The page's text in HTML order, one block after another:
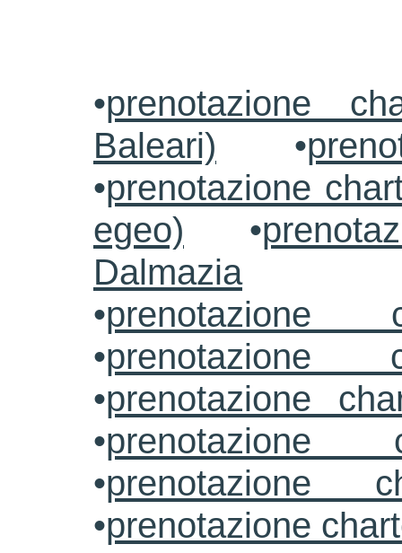
•prenotazione
Baleari) •
•prenotazione
egeo) •
Dalmazia
•prenotazione
•prenotazione
•prenotazione
•prenotazione
•prenotazione
•prenotazione